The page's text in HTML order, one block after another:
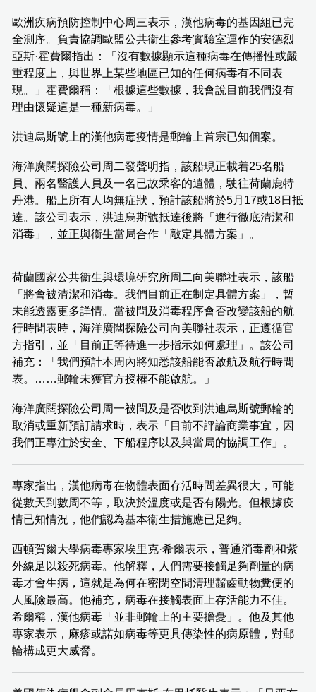
歐洲疾病預防控制中心周三表示，漢他病毒的基因組已完
全測序。負責協調歐盟公共衞生參考實驗室運作的安德烈
亞斯·霍費爾指出：「沒有數據顯示這種病毒在傳播性或嚴
重程度上，與世界上某些地區已知的任何病毒有不同表
現。」霍費爾稱：「根據這些數據，我會說目前我們沒有
理由懷疑這是一種新病毒。」
洪迪烏斯號上的漢他病毒疫情是郵輪上首宗已知個案。
海洋廣闊探險公司周二發聲明指，該船現正載着25名船
員、兩名醫護人員及一名已故乘客的遺體，駛往荷蘭鹿特
丹港。船上所有人均無症狀，預計該船將於5月17或18日抵
達。該公司表示，洪迪烏斯號抵達後將「進行徹底清潔和
消毒」，並正與衞生當局合作「敲定具體方案」。
荷蘭國家公共衞生與環境研究所周二向美聯社表示，該船
「將會被清潔和消毒。我們目前正在制定具體方案」，暫
未能透露更多詳情。當被問及消毒程序會否改變該船的航
行時間表時，海洋廣闊探險公司向美聯社表示，正遵循官
方指引，並「目前正等待進一步指示如何處理」。該公司
補充：「我們預計本周內將知悉該船能否啟航及航行時間
表。……郵輪未獲官方授權不能啟航。」
海洋廣闊探險公司周一被問及是否收到洪迪烏斯號郵輪的
取消或重新預訂請求時，表示「目前不評論商業事宜，因
我們正專注於安全、下船程序以及與當局的協調工作」。
專家指出，漢他病毒在物體表面存活時間差異很大，可能
從數天到數周不等，取決於溫度或是否有陽光。但根據疫
情已知情況，他們認為基本衞生措施應已足夠。
西頓賀爾大學病毒專家埃里克·希爾表示，普通消毒劑和紫
外線足以殺死病毒。他解釋，人們需要接觸足夠劑量的病
毒才會生病，這就是為何在密閉空間清理齧齒動物糞便的
人風險最高。他補充，病毒在接觸表面上存活能力不佳。
希爾稱，漢他病毒「並非郵輪上的主要擔憂」。他及其他
專家表示，麻疹或諾如病毒等更具傳染性的病原體，對郵
輪構成更大威脅。